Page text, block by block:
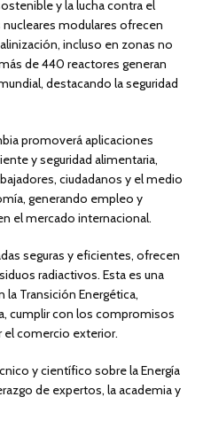
y la lucha contra el
modulares ofrecen
incluso en zonas no
de 440 reactores generan
destacando la seguridad
promoverá aplicaciones
y seguridad alimentaria,
ciudadanos y el medio
generando empleo y
el mercado internacional.
seguras y eficientes, ofrecen
radiactivos. Esta es una
la Transición Energética,
cumplir con los compromisos
comercio exterior.
y científico sobre la Energía
de expertos, la academia y